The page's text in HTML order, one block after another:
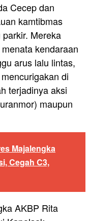
Cecep dan
kamtibmas
Mereka
kendaraan
arus lalu lintas,
di
terjadinya aksi
maupun
Majalengka
Cegah C3,
AKBP Rita